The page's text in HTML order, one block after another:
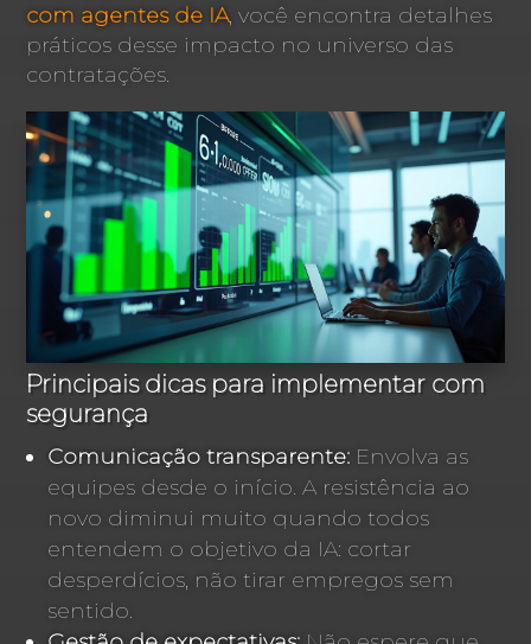
com agentes de IA, você encontra detalhes
práticos desse impacto no universo das
contratações.
Principais dicas para implementar com
segurança
Comunicação transparente: Envolva as
equipes desde o início. A resistência ao
novo diminui muito quando todos
entendem o objetivo da IA: cortar
desperdícios, não tirar empregos sem
sentido.